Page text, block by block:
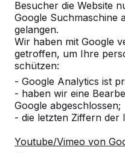
Besucher die Website
Google Suchmaschine
gelangen.
Wir haben mit Google
getroffen, um Ihre
schützen:
- Google Analytics ist
- haben wir eine
Google abgeschlossen;
- die letzten Ziffern der
Youtube/Vimeo von
Alles anzeigen
Kategorie
Alles anzeigen
Ort oder